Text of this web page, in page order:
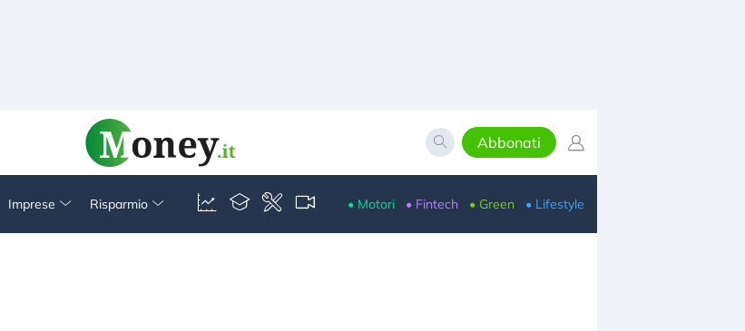
Abbonati
Imprese Risparmio • Motori • Fintech • Green • Lifestyle